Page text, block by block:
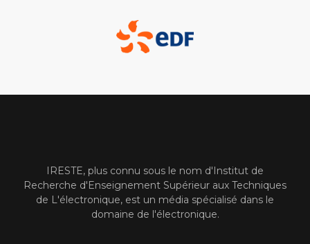
IRESTE, plus connu sous le nom d'Institut de
Recherche d'Enseignement Supérieur aux Techniques
de L'électronique, est un média spécialisé dans le
domaine de l'électronique.